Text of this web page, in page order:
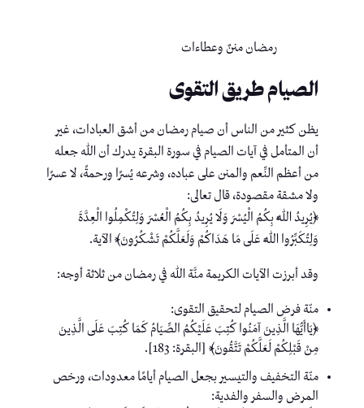
رمضان مننٌ وعطاءات
الصيام طريق التقوى
يظن كثير من الناس أن صيام رمضان من أشق العبادات، غير
أن المتأمل في آيات الصيام في سورة البقرة يدرك أن الله جعله
من أعظم النِّعم والمنن على عباده، وشرعه يُسرًا ورحمةً، لا عسرًا
ولا مشقة مقصودة، قال تعالى:
﴿يُرِيدُ اللَّهُ بِكُمُ الْيُسْرَ وَلَا يُرِيدُ بِكُمُ الْعُسْرَ وَلِتُكْمِلُوا الْعِدَّةَ
وَلِتُكَبِّرُوا اللَّهَ عَلَى مَا هَدَاكُمْ وَلَعَلَّكُمْ تَشْكُرُونَ﴾ الآية.
وقد أبرزت الآيات الكريمة منَّة الله في رمضان من ثلاثة أوجه:
منّة فرض الصيام لتحقيق التقوى:
﴿يَاأَيُّهَا الَّذِينَ آمَنُوا كُتِبَ عَلَيْكُمُ الصِّيَامُ كَمَا كُتِبَ عَلَى الَّذِينَ
مِنْ قَبْلِكُمْ لَعَلَّكُمْ تَتَّقُونَ﴾ [البقرة: 183].
منّة التخفيف والتيسير بجعل الصيام أيامًا معدودات، ورخص
المرض والسفر والفدية: